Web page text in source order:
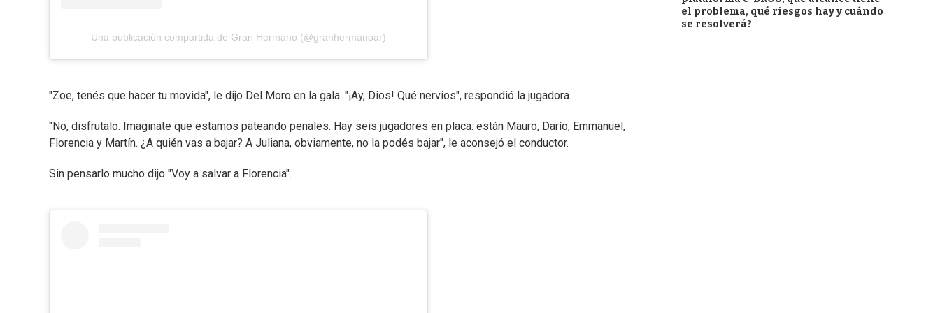
Una publicación compartida de Gran Hermano (@granhermanoar)
"Zoe, tenés que hacer tu movida", le dijo Del Moro en la gala. "¡Ay, Dios! Qué nervios", respondió la jugadora.
"No, disfrutalo. Imaginate que estamos pateando penales. Hay seis jugadores en placa: están Mauro, Darío, Emmanuel,
Florencia y Martín. ¿A quién vas a bajar? A Juliana, obviamente, no la podés bajar", le aconsejó el conductor.
Sin pensarlo mucho dijo "Voy a salvar a Florencia".
el problema, qué riesgos hay y cuándo
se resolverá?